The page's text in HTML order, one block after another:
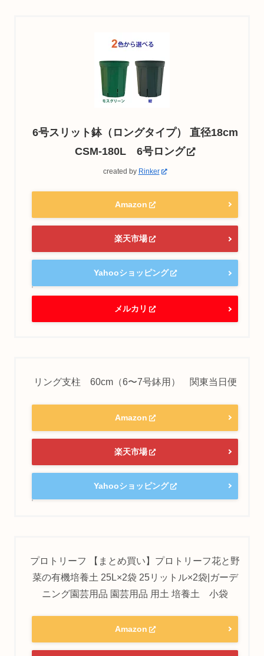
6号スリット鉢（ロングタイプ） 直径18cm
CSM-180L 6号ロング
created by Rinker
Amazon
楽天市場
Yahooショッピング
メルカリ
リング支柱 60cm（6〜7号鉢用） 関東当日便
Amazon
楽天市場
Yahooショッピング
プロトリーフ 【まとめ買い】プロトリーフ花と野
菜の有機培養土 25L×2袋 25リットル×2袋|ガーデ
ニング園芸用品 園芸用品 用土 培養土 小袋
Amazon